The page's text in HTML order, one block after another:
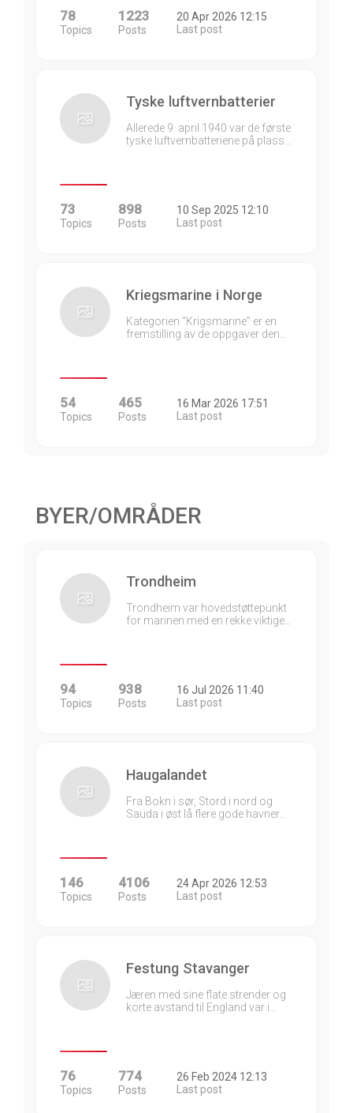
78
Topics
1223
Posts
20 Apr 2026 12:15
Last post
Tyske luftvernbatterier
Allerede 9. april 1940 var de første
tyske luftvernbatteriene på plass…
73
Topics
898
Posts
10 Sep 2025 12:10
Last post
Kriegsmarine i Norge
Kategorien "Krigsmarine" er en
fremstilling av de oppgaver den…
54
Topics
465
Posts
16 Mar 2026 17:51
Last post
BYER/OMRÅDER
Trondheim
Trondheim var hovedstøttepunkt
for marinen med en rekke viktige…
94
Topics
938
Posts
16 Jul 2026 11:40
Last post
Haugalandet
Fra Bokn i sør, Stord i nord og
Sauda i øst lå flere gode havner…
146
Topics
4106
Posts
24 Apr 2026 12:53
Last post
Festung Stavanger
Jæren med sine flate strender og
korte avstand til England var i…
76
Topics
774
Posts
26 Feb 2024 12:13
Last post